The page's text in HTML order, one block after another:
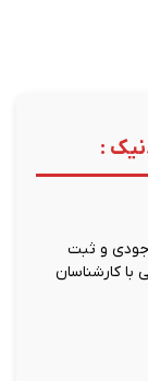
:
و ثبت
کارشناسان